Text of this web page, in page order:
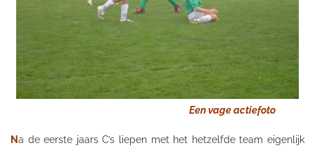
Een vage actiefoto
Na de eerste jaars C’s liepen met het hetzelfde team eigenlijk